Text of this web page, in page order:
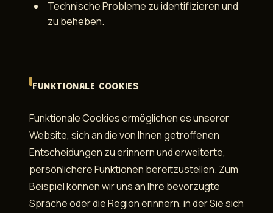
Technische Probleme zu identifizieren und
zu beheben.
FUNKTIONALE COOKIES
Funktionale Cookies ermöglichen es unserer
Website, sich an die von Ihnen getroffenen
Entscheidungen zu erinnern und erweiterte,
persönlichere Funktionen bereitzustellen. Zum
Beispiel können wir uns an Ihre bevorzugte
Sprache oder die Region erinnern, in der Sie sich